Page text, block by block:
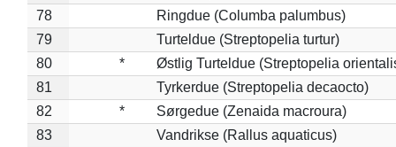
78
Ringdue (Columba palumbus)
79
Turteldue (Streptopelia turtur)
80
*
Østlig Turteldue (Streptopelia
81
Tyrkerdue (Streptopelia decaocto)
82
*
Sørgedue (Zenaida macroura)
83
Vandrikse (Rallus aquaticus)